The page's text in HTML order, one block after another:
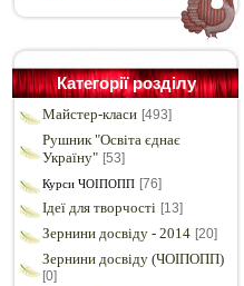
Категорії розділу
Майстер-класи [493]
Рушник "Освіта єднає
Україну" [53]
Курси ЧОІПОПП [76]
Ідеї для творчості [13]
Зернини досвіду - 2014 [20]
Зернини досвіду (ЧОІПОПП)
[0]